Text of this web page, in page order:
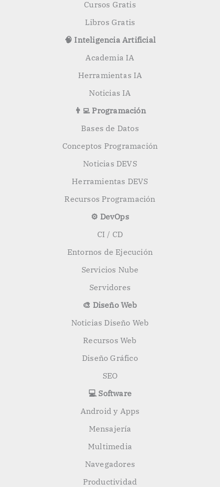
Cursos Gratis
Libros Gratis
🧠 Inteligencia Artificial
Academia IA
Herramientas IA
Noticias IA
👨‍💻 Programación
Bases de Datos
Conceptos Programación
Noticias DEVS
Herramientas DEVS
Recursos Programación
⚙️ DevOps
CI / CD
Entornos de Ejecución
Servicios Nube
Servidores
🎨 Diseño Web
Noticias Diseño Web
Recursos Web
Diseño Gráfico
SEO
💻 Software
Android y Apps
Mensajería
Multimedia
Navegadores
Productividad